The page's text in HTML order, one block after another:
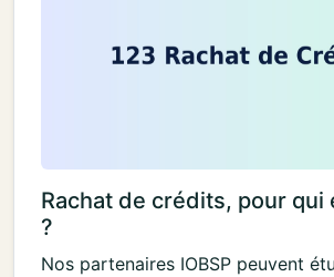
Rachat de crédits, pour qui
?
Nos partenaires IOBSP peuvent